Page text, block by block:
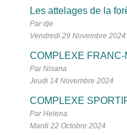
Les attelages de la
Par dje
Vendredi 29 Novembre 2024
COMPLEXE FRANC-
Par Nisana
Jeudi 14 Novembre 2024
COMPLEXE
Par Helena
Mardi 22 Octobre 2024